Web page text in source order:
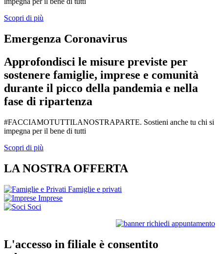
Scopri di più
Emergenza Coronavirus
Approfondisci le misure previste per
sostenere famiglie, imprese e comunità
durante il picco della pandemia e nella
fase di ripartenza
#FACCIAMOTUTTILANOSTRAPARTE. Sostieni anche tu chi si
impegna per il bene di tutti
Scopri di più
LA NOSTRA OFFERTA
Famiglie e privati
Imprese
Soci
L'accesso in filiale è consentito